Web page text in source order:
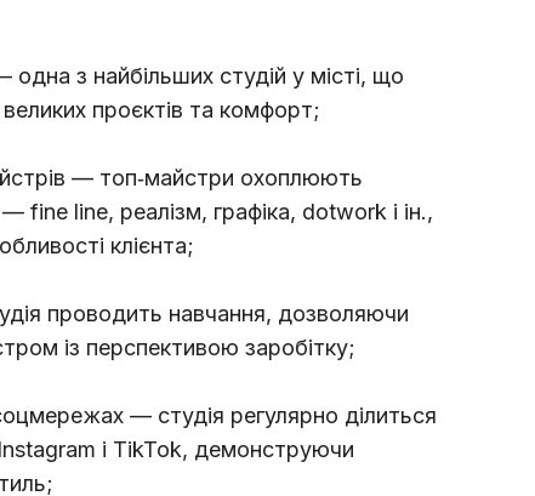
з найбільших студій у місті, що
проєктів та комфорт;
— топ‑майстри охоплюють
fine line, реалізм, графіка, dotwork і ін.,
клієнта;
проводить навчання, дозволяючи
із перспективою заробітку;
— студія регулярно ділиться
і TikTok, демонструючи